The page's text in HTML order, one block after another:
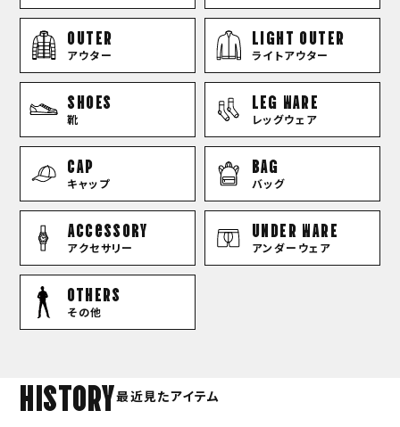
OUTER
アウター
LIGHT OUTER
ライトアウター
SHOES
靴
LEG WARE
レッグウェア
CAP
キャップ
BAG
バッグ
Accessory
アクセサリー
UNDER WARE
アンダーウェア
OTHERS
その他
HISTORY最近見たアイテム